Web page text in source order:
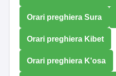
Orari preghiera Sura
Orari preghiera Kibet
Orari preghiera K'osa